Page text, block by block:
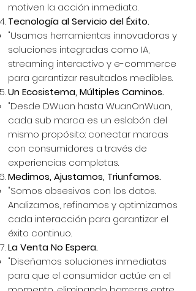
motiven la acción inmediata.
Tecnología al Servicio del Éxito.
"Usamos herramientas innovadoras y
soluciones integradas como IA,
streaming interactivo y e-commerce
para garantizar resultados medibles.
Un Ecosistema, Múltiples Caminos.
"Desde DWuan hasta WuanOnWuan,
cada sub marca es un eslabón del
mismo propósito: conectar marcas
con consumidores a través de
experiencias completas.
Medimos, Ajustamos, Triunfamos.
"Somos obsesivos con los datos.
Analizamos, refinamos y optimizamos
cada interacción para garantizar el
éxito continuo.
La Venta No Espera.
"Diseñamos soluciones inmediatas
para que el consumidor actúe en el